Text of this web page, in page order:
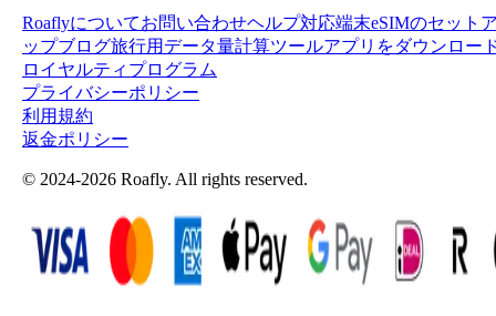
Roaflyについてお問い合わせヘルプ対応端末eSIMのセット
ップブログ旅行用データ量計算ツールアプリをダウンロー
ロイヤルティプログラム
プライバシーポリシー
利用規約
返金ポリシー
© 2024-2026 Roafly. All rights reserved.